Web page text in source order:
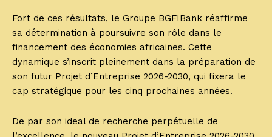
Fort de ces résultats, le Groupe BGFIBank réaffirme
sa détermination à poursuivre son rôle dans le
financement des économies africaines. Cette
dynamique s’inscrit pleinement dans la préparation de
son futur Projet d’Entreprise 2026-2030, qui fixera le
cap stratégique pour les cinq prochaines années.
De par son ideal de recherche perpétuelle de